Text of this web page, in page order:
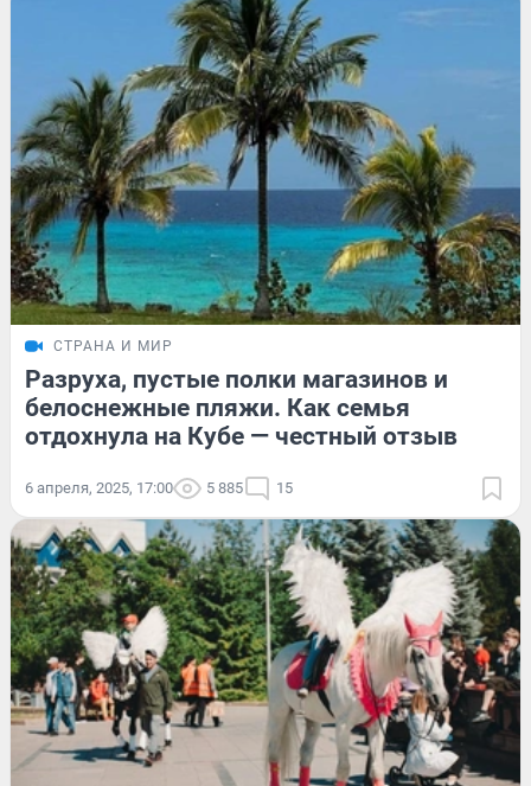
СТРАНА И МИР
Разруха, пустые полки магазинов и
белоснежные пляжи. Как семья
отдохнула на Кубе — честный отзыв
6 апреля, 2025, 17:00 5 885 15